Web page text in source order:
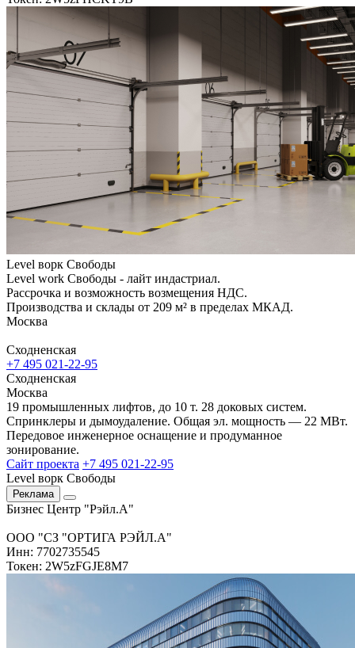
Level ворк Свободы
Level work Свободы - лайт индастриал.
Рассрочка и возможность возмещения НДС.
Производства и склады от 209 м² в пределах МКАД.
Москва
Сходненская
+7 495 021-22-95
Сходненская
Москва
19 промышленных лифтов, до 10 т. 28 доковых систем.
Спринклеры и дымоудаление. Общая эл. мощность — 22 МВт.
Передовое инженерное оснащение и продуманное
зонирование.
Сайт проекта +7 495 021-22-95
Level ворк Свободы
Реклама
Бизнес Центр "Рэйл.А"
ООО "СЗ "ОРТИГА РЭЙЛ.А"
Инн: 7702735545
Токен: 2W5zFGJE8M7